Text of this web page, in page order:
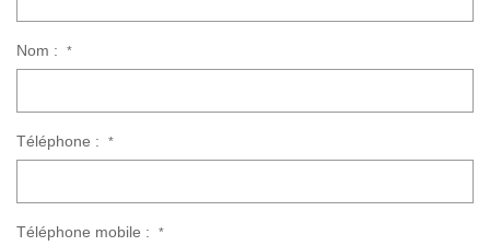
Nos Actualités
Nom : *
Téléphone : *
Téléphone mobile : *